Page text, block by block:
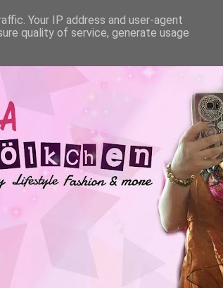
Your IP address and user-agent
quality of service, generate usage